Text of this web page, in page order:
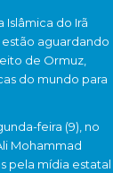
Islâmica do Irã
estão aguardando
de Ormuz,
do mundo para
feira (9), no
Mohammad
pela mídia estatal